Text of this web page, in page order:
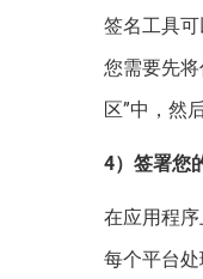
签名工具
您需要先
区”中，然
4）签署您
在应用程序
每个平台